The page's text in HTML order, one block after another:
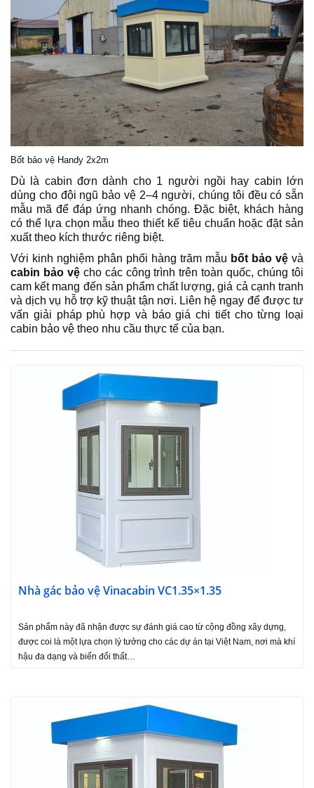
Bốt bảo vệ Handy 2x2m
Dù là cabin đơn dành cho 1 người ngồi hay cabin lớn
dùng cho đội ngũ bảo vệ 2–4 người, chúng tôi đều có sẵn
mẫu mã để đáp ứng nhanh chóng. Đặc biệt, khách hàng
có thể lựa chọn mẫu theo thiết kế tiêu chuẩn hoặc đặt sản
xuất theo kích thước riêng biệt.
Với kinh nghiệm phân phối hàng trăm mẫu bốt bảo vệ và
cabin bảo vệcho các công trình trên toàn quốc, chúng tôi
cam kết mang đến sản phẩm chất lượng, giá cả cạnh tranh
và dịch vụ hỗ trợ kỹ thuật tận nơi. Liên hệ ngay để được tư
vấn giải pháp phù hợp và báo giá chi tiết cho từng loại
cabin bảo vệ theo nhu cầu thực tế của bạn.
Nhà gác bảo vệ Vinacabin VC1.35×1.35
Sản phẩm này đã nhận được sự đánh giá cao từ cộng đồng xây dựng,
được coi là một lựa chọn lý tưởng cho các dự án tại Việt Nam, nơi mà khí
hậu đa dạng và biến đổi thất…